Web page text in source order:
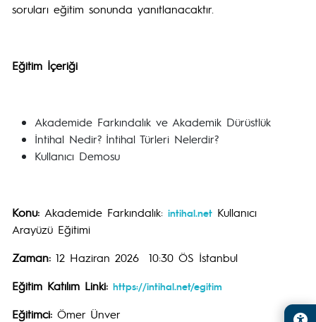
soruları eğitim sonunda yanıtlanacaktır.
Eğitim İçeriği
Akademide Farkındalık ve Akademik Dürüstlük
İntihal Nedir? İntihal Türleri Nelerdir?
Kullanıcı Demosu
Konu: Akademide Farkındalık: intihal.net Kullanıcı
Arayüzü Eğitimi
Zaman: 12 Haziran 2026 10:30 ÖS İstanbul
Eğitim Katılım Linki: https://intihal.net/egitim
Eğitimci: Ömer Ünver